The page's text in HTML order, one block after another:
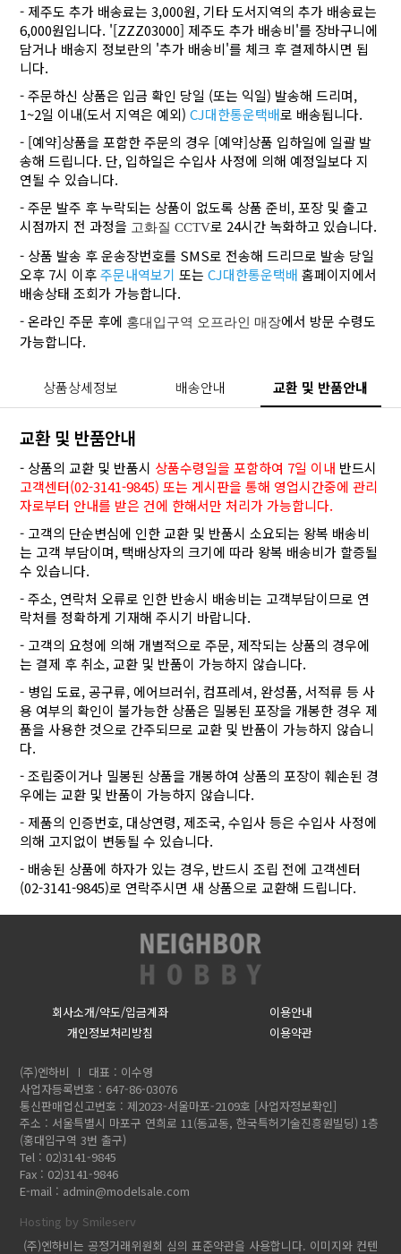
- 제주도 추가 배송료는 3,000원, 기타 도서지역의 추가 배송료는
6,000원입니다. '[ZZZ03000] 제주도 추가 배송비'를 장바구니에
담거나 배송지 정보란의 '추가 배송비'를 체크 후 결제하시면 됩
니다.
- 주문하신 상품은 입금 확인 당일 (또는 익일) 발송해 드리며,
1~2일 이내(도서 지역은 예외)CJ대한통운택배로 배송됩니다.
- [예약]상품을 포함한 주문의 경우 [예약]상품 입하일에 일괄 발
송해 드립니다. 단, 입하일은 수입사 사정에 의해 예정일보다 지
연될 수 있습니다.
- 주문 발주 후 누락되는 상품이 없도록 상품 준비, 포장 및 출고
시점까지 전 과정을 고화질 CCTV로 24시간 녹화하고 있습니다.
- 상품 발송 후 운송장번호를 SMS로 전송해 드리므로 발송 당일
오후 7시 이후주문내역보기 또는CJ대한통운택배 홈페이지에서
배송상태 조회가 가능합니다.
- 온라인 주문 후에 홍대입구역 오프라인 매장에서 방문 수령도
가능합니다.
상품상세정보 배송안내 교환 및 반품안내
교환 및 반품안내
- 상품의 교환 및 반품시 상품수령일을 포함하여 7일 이내 반드시
고객센터(02-3141-9845) 또는 게시판을 통해 영업시간중에 관리
자로부터 안내를 받은 건에 한해서만 처리가 가능합니다.
- 고객의 단순변심에 인한 교환 및 반품시 소요되는 왕복 배송비
는 고객 부담이며, 택배상자의 크기에 따라 왕복 배송비가 할증될
수 있습니다.
- 주소, 연락처 오류로 인한 반송시 배송비는 고객부담이므로 연
락처를 정확하게 기재해 주시기 바랍니다.
- 고객의 요청에 의해 개별적으로 주문, 제작되는 상품의 경우에
는 결제 후 취소, 교환 및 반품이 가능하지 않습니다.
- 병입 도료, 공구류, 에어브러쉬, 컴프레셔, 완성품, 서적류 등 사
용 여부의 확인이 불가능한 상품은 밀봉된 포장을 개봉한 경우 제
품을 사용한 것으로 간주되므로 교환 및 반품이 가능하지 않습니
다.
- 조립중이거나 밀봉된 상품을 개봉하여 상품의 포장이 훼손된 경
우에는 교환 및 반품이 가능하지 않습니다.
- 제품의 인증번호, 대상연령, 제조국, 수입사 등은 수입사 사정에
의해 고지없이 변동될 수 있습니다.
- 배송된 상품에 하자가 있는 경우, 반드시 조립 전에 고객센터
(02-3141-9845)로 연락주시면 새 상품으로 교환해 드립니다.
회사소개/약도/입금계좌
이용안내
개인정보처리방침
이용약관
(주)엔하비
대표 : 이수영
사업자등록번호 : 647-86-03076
통신판매업신고번호 : 제2023-서울마포-2109호 [사업자정보확인]
주소 : 서울특별시 마포구 연희로 11(동교동, 한국특허기술진흥원빌딩) 1층
(홍대입구역 3번 출구)
Tel : 02)3141-9845
Fax : 02)3141-9846
E-mail : admin@modelsale.com
Hosting by Smileserv
(주)엔하비는 공정거래위원회 심의 표준약관을 사용합니다. 이미지와 컨텐